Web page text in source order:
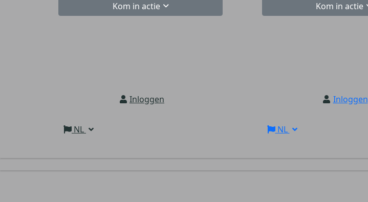
Kom in actie
Inloggen
NL
Kom in actie
Inloggen
NL